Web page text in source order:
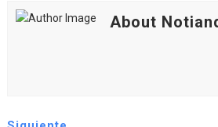
About